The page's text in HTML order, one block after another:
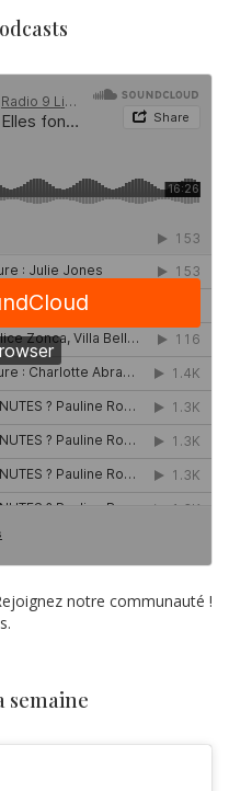
notre communauté !
semaine